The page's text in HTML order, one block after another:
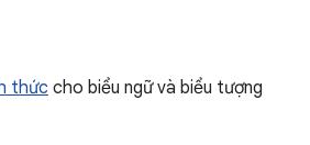
thức cho biểu ngữ và biểu tượng